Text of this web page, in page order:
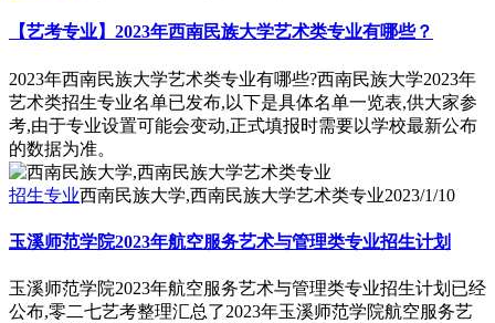
【艺考专业】2023年西南民族大学艺术类专业有哪些？
2023年西南民族大学艺术类专业有哪些?西南民族大学2023年
艺术类招生专业名单已发布,以下是具体名单一览表,供大家参
考,由于专业设置可能会变动,正式填报时需要以学校最新公布
的数据为准。
招生专业西南民族大学,西南民族大学艺术类专业2023/1/10
玉溪师范学院2023年航空服务艺术与管理类专业招生计划
玉溪师范学院2023年航空服务艺术与管理类专业招生计划已经
公布,零二七艺考整理汇总了2023年玉溪师范学院航空服务艺